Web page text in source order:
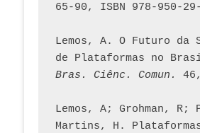
65-90, ISBN 978-950-
Lemos, A. O Futuro da
de Plataformas no
Bras. Ciênc. Comun.
Lemos, A; Grohman, R;
Martins, H.